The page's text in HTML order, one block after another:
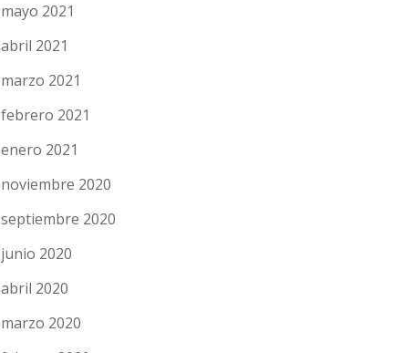
mayo 2021
abril 2021
marzo 2021
febrero 2021
enero 2021
noviembre 2020
septiembre 2020
junio 2020
abril 2020
marzo 2020